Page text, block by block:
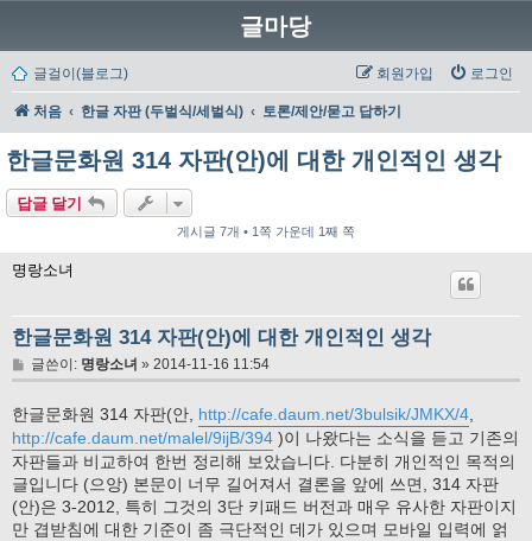
글마당
글걸이(블로그) 로그인
회원가입
처음 한글 자판 (두벌식/세벌식) 토론/제안/묻고 답하기
한글문화원 314 자판(안)에 대한 개인적인 생각
답글 달기
게시글 7개 • 1쪽 가운데 1째 쪽
명랑소녀
한글문화원 314 자판(안)에 대한 개인적인 생각
글
글쓴이: 명랑소녀 » 2014-11-16 11:54
한글문화원 314 자판(안, http://cafe.daum.net/3bulsik/JMKX/4
http://cafe.daum.net/malel/9ijB/394 )이 나왔다는 소식을 듣고 기존의
자판들과 비교하여 한번 정리해 보았습니다. 다분히 개인적인 목적의
글입니다 (으앙) 본문이 너무 길어져서 결론을 앞에 쓰면, 314 자판
(안)은 3-2012, 특히 그것의 3단 키패드 버전과 매우 유사한 자판이지
만 겹받침에 대한 기준이 좀 극단적인 데가 있으며 모바일 입력에 얽